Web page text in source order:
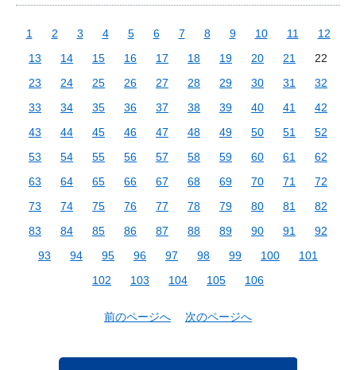
1 2 3 4 5 6 7 8 9 10 11
12
13
14 15 16 17 18 19 20 21
22
23
24 25 26 27 28 29 30 31
32
33
34 35 36 37 38 39 40 41
42
43
44 45 46 47 48 49 50 51
52
53
54 55 56 57 58 59 60 61
62
63
64 65 66 67 68 69 70 71
72
73
74 75 76 77 78 79 80 81
82
83
84 85 86 87 88 89 90 91
92
93
94 95 96 97 98 99 100
101
102
103 104 105 106
前のページへ 次のページへ